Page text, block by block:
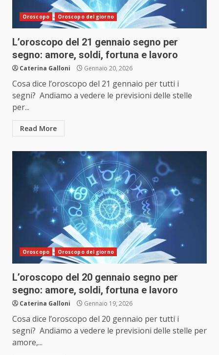
Oroscopo Oroscopo del giorno
L’oroscopo del 21 gennaio segno per
segno: amore, soldi, fortuna e lavoro
Caterina Galloni Gennaio 20, 2026
Cosa dice l’oroscopo del 21 gennaio per tutti i
segni? Andiamo a vedere le previsioni delle stelle
per...
Read More
Oroscopo Oroscopo del giorno
L’oroscopo del 20 gennaio segno per
segno: amore, soldi, fortuna e lavoro
Caterina Galloni Gennaio 19, 2026
Cosa dice l’oroscopo del 20 gennaio per tutti i
segni? Andiamo a vedere le previsioni delle stelle per
amore,...